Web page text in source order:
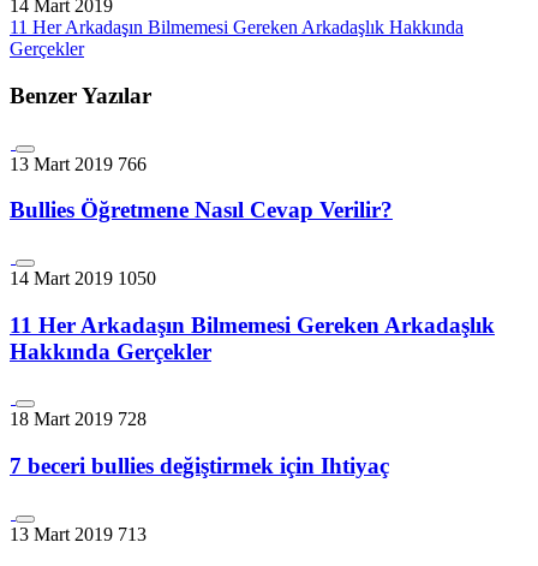
14 Mart 2019
11 Her Arkadaşın Bilmemesi Gereken Arkadaşlık Hakkında
Gerçekler
Benzer Yazılar
13 Mart 2019 766
Bullies Öğretmene Nasıl Cevap Verilir?
14 Mart 2019 1050
11 Her Arkadaşın Bilmemesi Gereken Arkadaşlık
Hakkında Gerçekler
18 Mart 2019 728
7 beceri bullies değiştirmek için Ihtiyaç
13 Mart 2019 713